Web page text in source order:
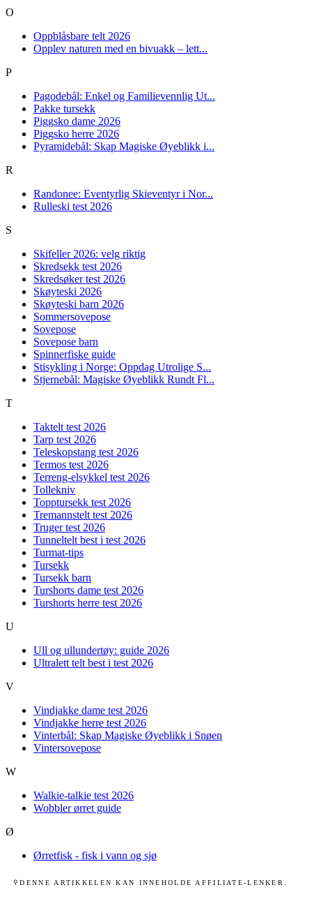
O
Oppblåsbare telt 2026
Opplev naturen med en bivuakk – lett...
P
Pagodebål: Enkel og Familievennlig Ut...
Pakke tursekk
Piggsko dame 2026
Piggsko herre 2026
Pyramidebål: Skap Magiske Øyeblikk i...
R
Randonee: Eventyrlig Skieventyr i Nor...
Rulleski test 2026
S
Skifeller 2026: velg riktig
Skredsekk test 2026
Skredsøker test 2026
Skøyteski 2026
Skøyteski barn 2026
Sommersovepose
Sovepose
Sovepose barn
Spinnerfiske guide
Stisykling i Norge: Oppdag Utrolige S...
Stjernebål: Magiske Øyeblikk Rundt Fl...
T
Taktelt test 2026
Tarp test 2026
Teleskopstang test 2026
Termos test 2026
Terreng-elsykkel test 2026
Tollekniv
Topptursekk test 2026
Tremannstelt test 2026
Truger test 2026
Tunneltelt best i test 2026
Turmat-tips
Tursekk
Tursekk barn
Turshorts dame test 2026
Turshorts herre test 2026
U
Ull og ullundertøy: guide 2026
Ultralett telt best i test 2026
V
Vindjakke dame test 2026
Vindjakke herre test 2026
Vinterbål: Skap Magiske Øyeblikk i Snøen
Vintersovepose
W
Walkie-talkie test 2026
Wobbler ørret guide
Ø
Ørretfisk - fisk i vann og sjø
⚲DENNE ARTIKKELEN KAN INNEHOLDE AFFILIATE-LENKER.